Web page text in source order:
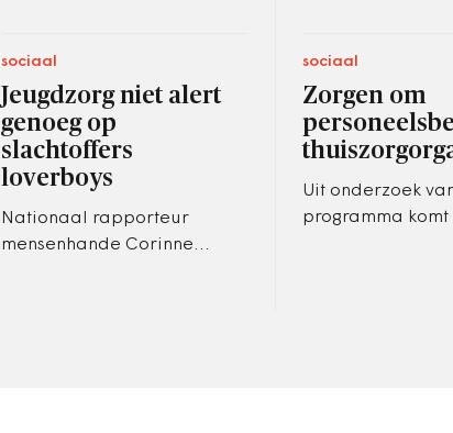
sociaal
Jeugdzorg niet alert
genoeg op
slachtoffers
loverboys
Nationaal rapporteur
mensenhande Corinne
sociaal
Zorgen om
Uit onderzoek
programma komt